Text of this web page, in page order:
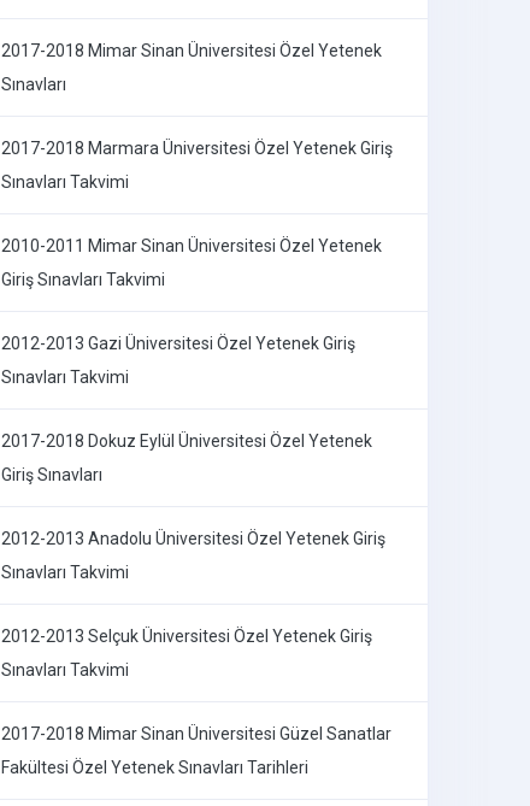
2017-2018 Mimar Sinan Üniversitesi Özel Yetenek
Sınavları
2017-2018 Marmara Üniversitesi Özel Yetenek Giriş
Sınavları Takvimi
2010-2011 Mimar Sinan Üniversitesi Özel Yetenek
Giriş Sınavları Takvimi
2012-2013 Gazi Üniversitesi Özel Yetenek Giriş
Sınavları Takvimi
2017-2018 Dokuz Eylül Üniversitesi Özel Yetenek
Giriş Sınavları
2012-2013 Anadolu Üniversitesi Özel Yetenek Giriş
Sınavları Takvimi
2012-2013 Selçuk Üniversitesi Özel Yetenek Giriş
Sınavları Takvimi
2017-2018 Mimar Sinan Üniversitesi Güzel Sanatlar
Fakültesi Özel Yetenek Sınavları Tarihleri